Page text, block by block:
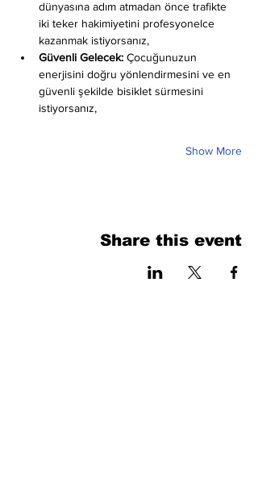
dünyasına adım atmadan önce trafikte
iki teker hakimiyetini profesyonelce
kazanmak istiyorsanız,
Güvenli Gelecek: Çocuğunuzun
enerjisini doğru yönlendirmesini ve en
güvenli şekilde bisiklet sürmesini
istiyorsanız,
Show More
Share this event